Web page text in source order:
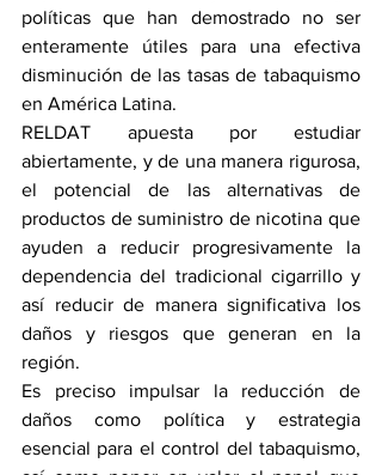
políticas que han demostrado no ser
enteramente útiles para una efectiva
disminución de las tasas de tabaquismo
en América Latina.
RELDAT apuesta por estudiar
abiertamente, y de una manera rigurosa,
el potencial de las alternativas de
productos de suministro de nicotina que
ayuden a reducir progresivamente la
dependencia del tradicional cigarrillo y
así reducir de manera significativa los
daños y riesgos que generan en la
región.
Es preciso impulsar la reducción de
daños como política y estrategia
esencial para el control del tabaquismo,